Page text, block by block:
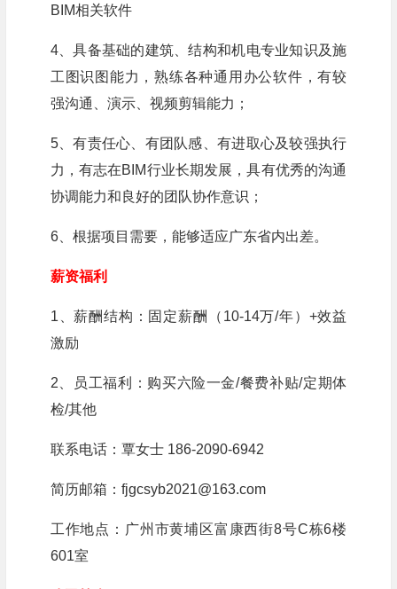
BIM相关软件
4、具备基础的建筑、结构和机电专业知识及施
工图识图能力，熟练各种通用办公软件，有较
强沟通、演示、视频剪辑能力；
5、有责任心、有团队感、有进取心及较强执行
力，有志在BIM行业长期发展，具有优秀的沟通
协调能力和良好的团队协作意识；
6、根据项目需要，能够适应广东省内出差。
薪资福利
1、薪酬结构：固定薪酬（10-14万/年）+效益
激励
2、员工福利：购买六险一金/餐费补贴/定期体
检/其他
联系电话：覃女士 186-2090-6942
简历邮箱：fjgcsyb2021@163.com
工作地点：广州市黄埔区富康西街8号C栋6楼
601室